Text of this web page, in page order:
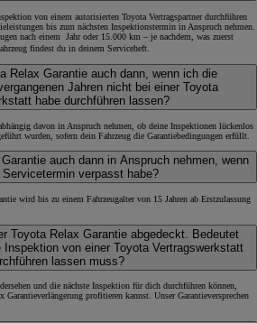
von einem autorisierten Toyota Vertragspartner durchführen
bis zum nächsten Inspektionstermin in Anspruch nehmen.
nach einem Jahr oder 15.000 km – je nachdem, was zuerst
findest du in deinem Serviceheft.
Relax Garantie auch dann, wenn ich die
Jahren nicht bei einer Toyota
habe durchführen lassen?
davon in Anspruch nehmen, ob deine Inspektionen lückenlos
wurden, sofern dein Fahrzeug die Garantiebedingungen erfüllt.
auch dann in Anspruch nehmen, wenn
Servicetermin verpasst habe?
wird bis zu einem Fahrzeugalter von 15 Jahren ab Erstzulassung
Toyota Relax Garantie abgedeckt. Bedeutet
von einer Toyota Vertragswerkstatt
lassen muss?
und die nächste Inspektion für dich durchführen können,
profitieren kannst. Unser Garantieversprechen